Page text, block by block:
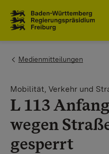
You are here:
Medienmitteilungen
Mobilität, Verkehr und
L 113
wegen
gesperrt